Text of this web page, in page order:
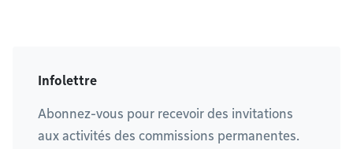
Infolettre
Abonnez-vous pour recevoir des invitations
aux activités des commissions permanentes.